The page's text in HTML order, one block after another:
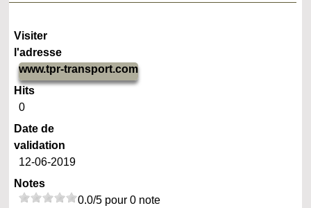
Visiter
l'adresse
www.tpr-transport.com
Hits
0
Date de
validation
12-06-2019
Notes
0.0/5 pour 0 note